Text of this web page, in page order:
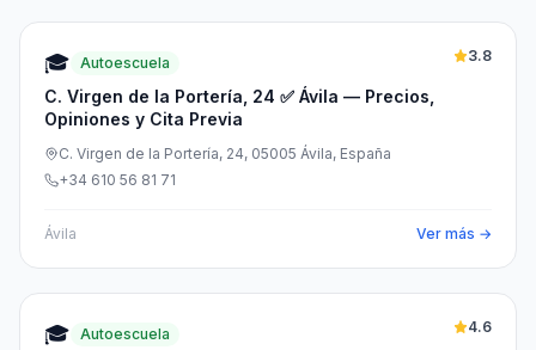
🎓 Autoescuela
C. Virgen de la Portería, 24 ✅ Ávila — Precios,
Opiniones y Cita Previa
3.8
C. Virgen de la Portería, 24, 05005 Ávila, España
+34 610 56 81 71
Ávila Ver más →
🎓 Autoescuela 4.6